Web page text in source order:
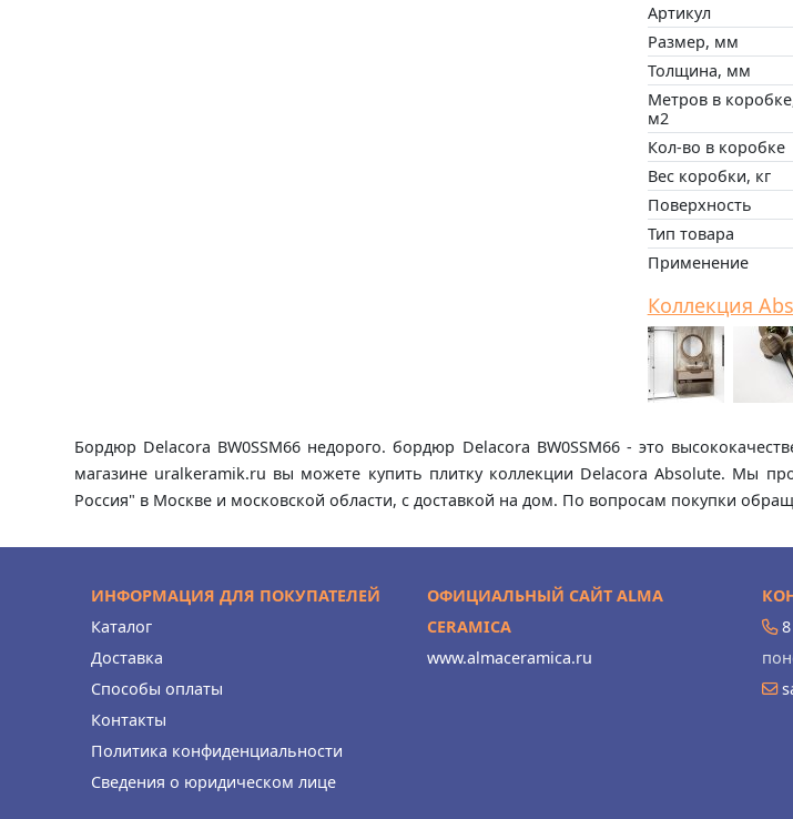
Артикул
Размер, мм
Толщина, мм
Метров в
м2
Кол-во в коробке
Вес коробки, кг
Поверхность
Тип товара
Применение
Коллекция
Бордюр Delacora BW0SSM66 недорого. бордюр Delacora BW0SSM66 - это
магазине uralkeramik.ru вы можете купить плитку коллекции Delacora Absolute. Мы
Россия" в Москве и московской области, с доставкой на дом. По вопросам покупки
ИНФОРМАЦИЯ ДЛЯ ПОКУПАТЕЛЕЙ
Каталог
Доставка
Способы оплаты
Контакты
Политика конфиденциальности
Сведения о юридическом лице
ОФИЦИАЛЬНЫЙ САЙТ ALMA
CERAMICA
www.almaceramica.ru